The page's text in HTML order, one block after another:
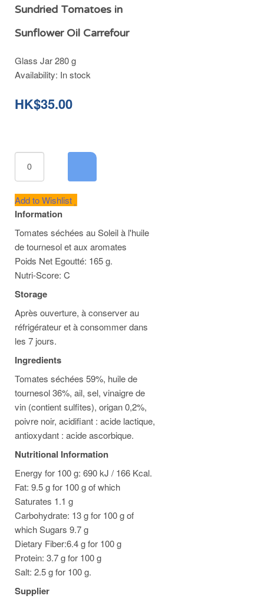
Sundried Tomatoes in
Sunflower Oil Carrefour
Glass Jar 280 g
Availability: In stock
HK$35.00
Add to Wishlist
Information
Tomates séchées au Soleil à l'huile
de tournesol et aux aromates
Poids Net Egoutté: 165 g.
Nutri-Score: C
Storage
Après ouverture, à conserver au
réfrigérateur et à consommer dans
les 7 jours.
Ingredients
Tomates séchées 59%, huile de
tournesol 36%, ail, sel, vinaigre de
vin (contient sulfites), origan 0,2%,
poivre noir, acidifiant : acide lactique,
antioxydant : acide ascorbique.
Nutritional Information
Energy for 100 g: 690 kJ / 166 Kcal.
Fat: 9.5 g for 100 g of which
Saturates 1.1 g
Carbohydrate: 13 g for 100 g of
which Sugars 9.7 g
Dietary Fiber:6.4 g for 100 g
Protein: 3.7 g for 100 g
Salt: 2.5 g for 100 g.
Supplier